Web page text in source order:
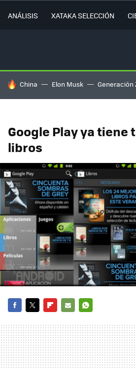
ANÁLISIS XATAKA SELECCIÓN
HOY SE HABLA DE
China Elon Musk Generación
Google Play ya tiene
libros
MAIL